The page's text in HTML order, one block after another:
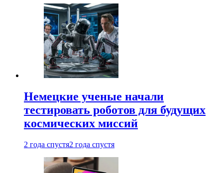
Немецкие ученые начали
тестировать роботов для будущих
космических миссий
2 года спустя2 года спустя